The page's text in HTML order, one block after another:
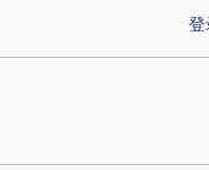
炼总结而成，可能与原
登